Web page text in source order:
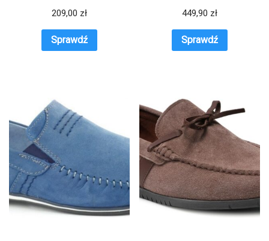
209,00 zł
Sprawdź
449,90 zł
Sprawdź